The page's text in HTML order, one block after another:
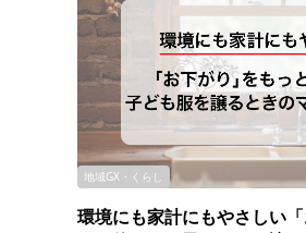
地域GX・くらし
環境にも家計にもやさしい